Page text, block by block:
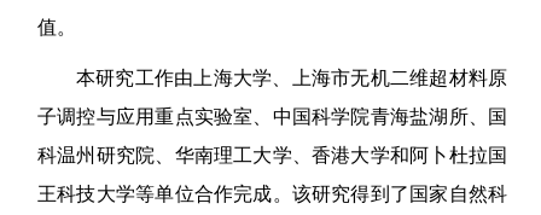
值。
本研究工作由上海大学、上海市无机二维超材料原
子调控与应用重点实验室、中国科学院青海盐湖所、国
科温州研究院、华南理工大学、香港大学和阿卜杜拉国
王科技大学等单位合作完成。该研究得到了国家自然科